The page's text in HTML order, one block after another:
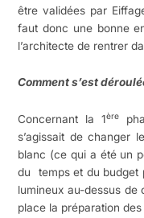
être validées par
faut donc une bonne
l’architecte de rentrer
Comment s’est
Concernant la 1ère
s’agissait de changer
blanc (ce qui a été un
du temps et du budget
lumineux au-dessus
place la préparation